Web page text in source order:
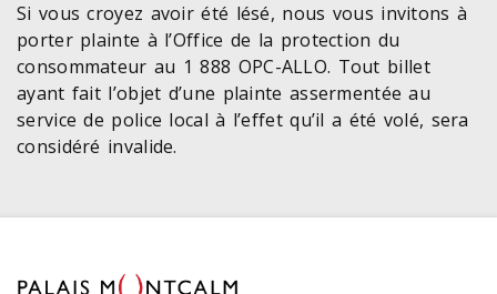
Si vous croyez avoir été lésé, nous vous invitons à
porter plainte à l’Office de la protection du
consommateur au 1 888 OPC-ALLO. Tout billet
ayant fait l’objet d’une plainte assermentée au
service de police local à l’effet qu’il a été volé, sera
considéré invalide.